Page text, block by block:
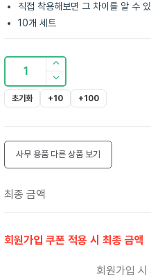
직접 착용해보면 그 차이를 알 수
10개 세트
1
초기화 +10 +100
사무 용품 다른 상품 보기
최종 금액
회원가입 쿠폰 적용 시 최종 금액
회원가입